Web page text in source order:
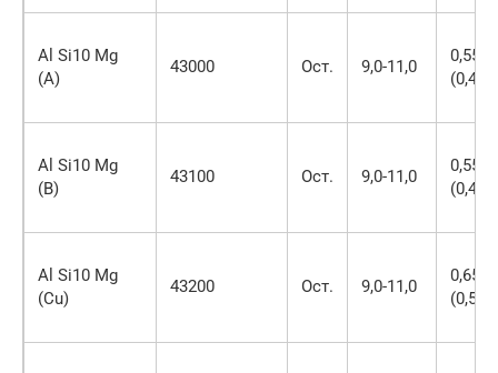
Al Si10 Mg
(A)
43000 Ост. 9,0-11,0
0,55
(0,40)
Al Si10 Mg
(B)
43100 Ост. 9,0-11,0
0,55
(0,40)
Al Si10 Mg
(Cu)
43200 Ост. 9,0-11,0
0,65
(0,55)